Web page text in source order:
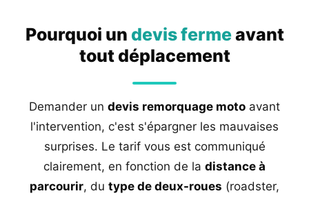
Pourquoi un devis fermeavant
tout déplacement
Demander un devis remorquage moto avant
l'intervention, c'est s'épargner les mauvaises
surprises. Le tarif vous est communiqué
clairement, en fonction de la distance à
parcourir, du type de deux-roues (roadster,